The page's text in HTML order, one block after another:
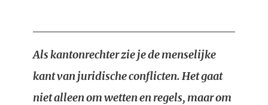
Als kantonrechter zie je de menselijke
kant van juridische conflicten. Het gaat
niet alleen om wetten en regels, maar om